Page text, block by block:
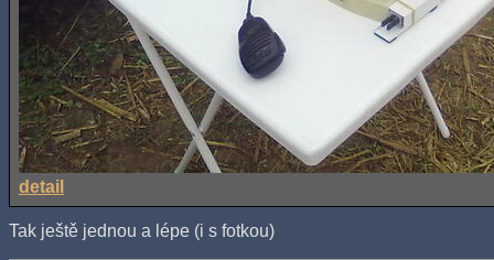
detail
Tak ještě jednou a lépe (i s fotkou)